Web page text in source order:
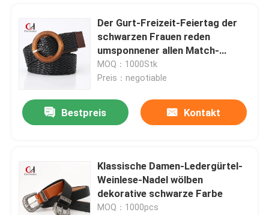
Der Gurt-Freizeit-Feiertag der
schwarzen Frauen reden
umsponnener allen Match-
Kleiderdekorativen Gurt an
MOQ：1000Stk
Preis：negotiable
Bestpreis Kontakt
Klassische Damen-Ledergürtel-
Weinlese-Nadel wölben
dekorative schwarze Farbe
MOQ：1000pcs